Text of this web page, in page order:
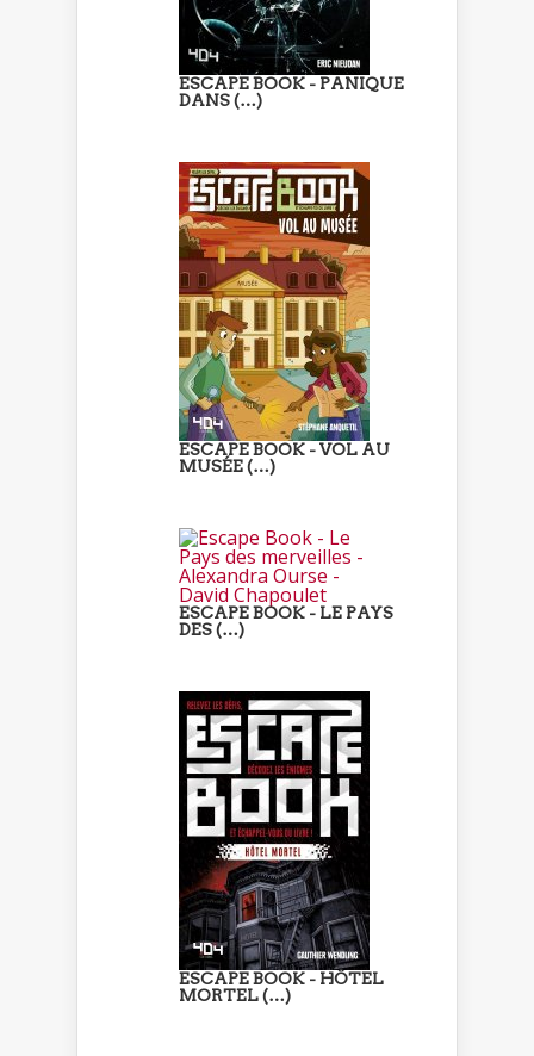
ESCAPE BOOK - PANIQUE
DANS (…)
ESCAPE BOOK - VOL AU
MUSÉE (…)
ESCAPE BOOK - LE PAYS
DES (…)
ESCAPE BOOK - HÔTEL
MORTEL (…)